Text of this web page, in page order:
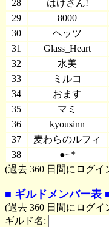
28
はげさん!
29
8000
30
ヘッツ
31
Glass_Heart
32
水美
33
ミルコ
34
おます
35
マミ
36
kyousinn
37
麦わらのルフィ
38
●~*
(過去 360 日間にログ
■ ギルドメンバー表
(過去 360 日間にログ
ギルド名: